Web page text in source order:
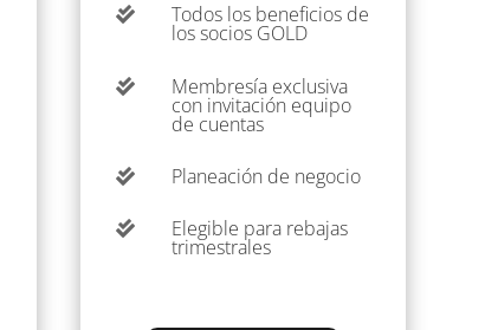
 Todos los beneficios de
los socios GOLD
 Membresía exclusiva
con invitación equipo
de cuentas
 Planeación de negocio
 Elegible para rebajas
trimestrales